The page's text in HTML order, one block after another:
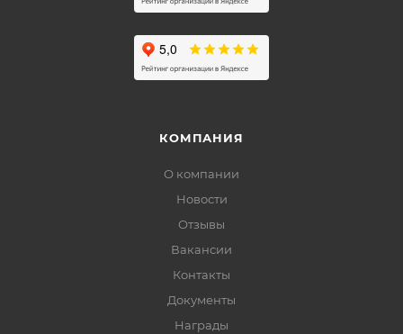
КОМПАНИЯ
О компании
Новости
Отзывы
Вакансии
Контакты
Документы
Награды